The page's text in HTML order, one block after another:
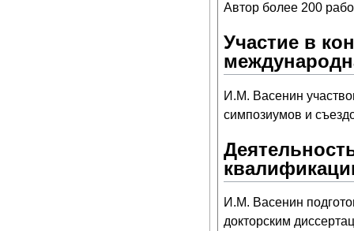
Автор более 200
Участие в
И.М. Васенин
симпозиумов и
И.М. Васенин
докторским